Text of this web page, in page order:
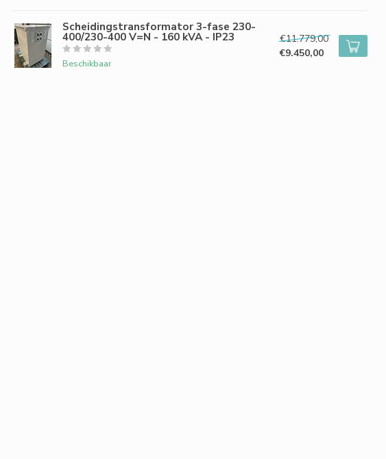
Scheidingstransformator 3-fase 230-
400/230-400 V=N - 160 kVA - IP23
Beschikbaar
€11.779,00
€9.450,00